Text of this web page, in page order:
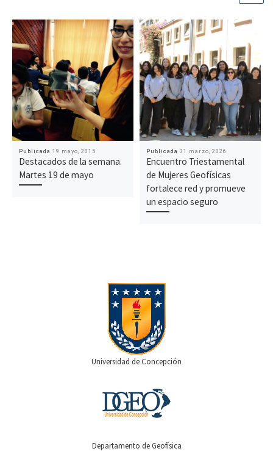
Publicada 19 mayo, 2015
Destacados de la semana.
Martes 19 de mayo
Publicada 31 marzo, 2026
Encuentro Triestamental
de Mujeres Geofísicas
fortalece red y promueve
un espacio seguro
Universidad de Concepción
Departamento de Geofísica